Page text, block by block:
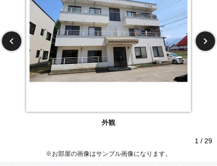
外観
1 / 29
※お部屋の画像はサンプル画像になります。